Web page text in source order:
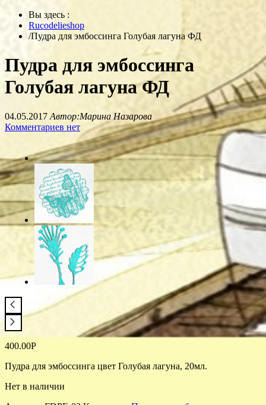
Вы здесь :
Rucodelieshop
/Пудра для эмбоссинга Голубая лагуна ФД
Пудра для эмбоссинга
Голубая лагуна ФД
04.05.2017 Автор:Марина Назарова
Комментариев нет
400.00Р
Пудра для эмбоссинга цвет Голубая лагуна, 20мл.
Нет в наличии